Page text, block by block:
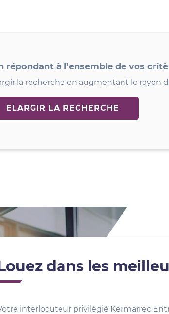
répondant à l’ensemble de vos
la recherche en augmentant le rayon
ELARGIR LA RECHERCHE
dans les
interlocuteur privilégié Kermarrec